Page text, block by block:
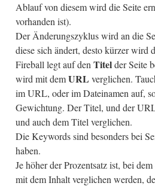
Ablauf von diesem wird die Seite
vorhanden ist).
Der Änderungszyklus wird an die
diese sich ändert, desto kürzer wird
Fireball legt auf den Titelder Seite
wird mit demURL verglichen.
im URL, oder im Dateinamen auf,
Gewichtung. Der Titel, und der
und auch dem Titel verglichen.
Die Keywords sind besonders bei
haben.
Je höher der Prozentsatz ist, bei
mit dem Inhalt verglichen werden,